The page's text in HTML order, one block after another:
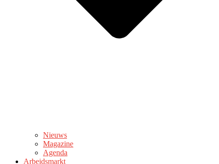
Nieuws
Magazine
Agenda
Arbeidsmarkt